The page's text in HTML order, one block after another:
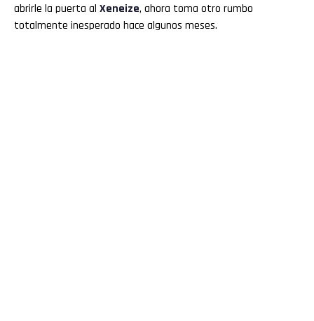
abrirle la puerta al Xeneize, ahora toma otro rumbo
totalmente inesperado hace algunos meses.